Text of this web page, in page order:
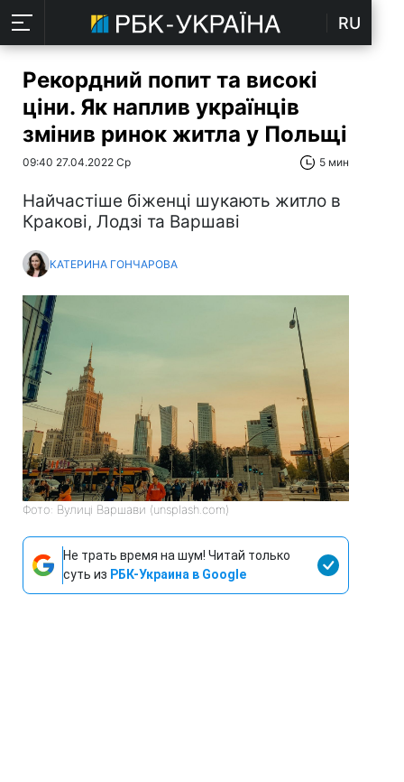
RU
Рекордний попит та високі
ціни. Як наплив українців
змінив ринок житла у Польщі
09:40 27.04.2022 Ср 5 мин
Найчастіше біженці шукають житло в
Кракові, Лодзі та Варшаві
КАТЕРИНА ГОНЧАРОВА
Фото: Вулиці Варшави (unsplash.com)
Не трать время на шум! Читай только
суть из РБК-Украина в Google